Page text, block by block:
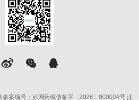
备案编号：苏网药械信备字〔2026〕000004号 江